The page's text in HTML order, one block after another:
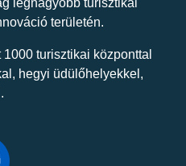
legnagyobb turisztikai
területén.
turisztikai központtal
hegyi üdülőhelyekkel,